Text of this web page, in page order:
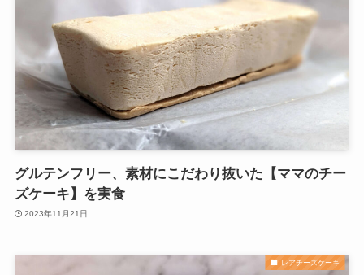
グルテンフリー、素材にこだわり抜いた【ママのチー
ズケーキ】を実食
2023年11月21日
レアチーズケーキ